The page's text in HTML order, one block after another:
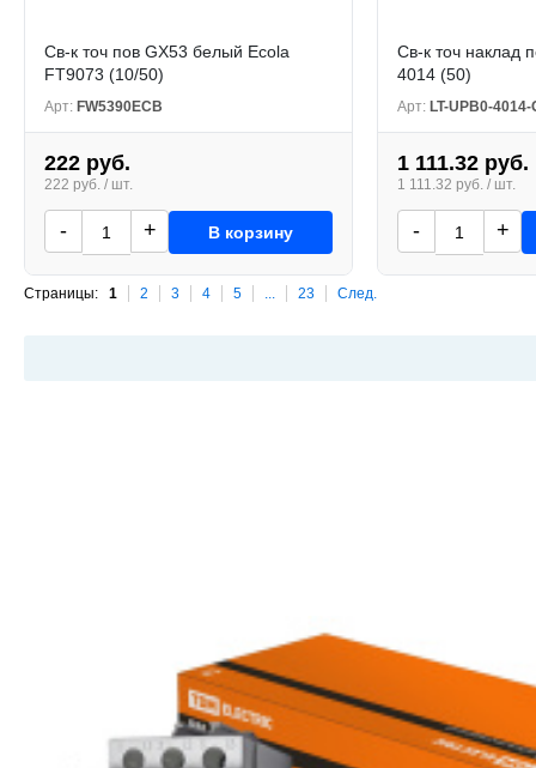
Св-к точ пов GX53 белый Ecola
FT9073 (10/50)
Арт: FW5390ECB
222 руб.
222 руб. / шт.
- + В корзину
Св-к точ наклад
4014 (50)
Арт: LT-UPB0-
1 111.32 руб.
1 111.32 руб. / шт.
- +
Страницы: 1 2 3 4 5 23 След.